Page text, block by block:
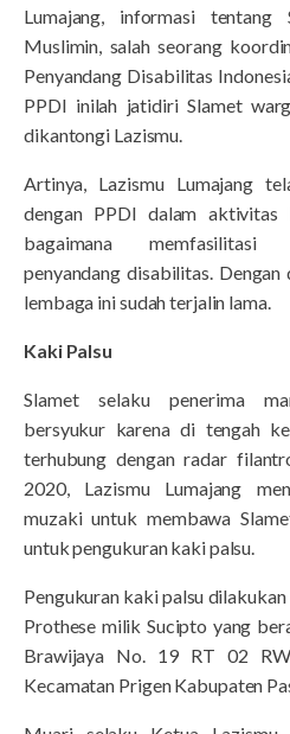
Lumajang, informasi
Muslimin, salah seorang
Penyandang Disabilitas
PPDI inilah jatidiri Slamet
dikantongi Lazismu.
Artinya, Lazismu Lumajang
dengan PPDI dalam aktivitas
bagaimana memfasilitasi
penyandang disabilitas.
lembaga ini sudah terjalin lama.
Kaki Palsu
Slamet selaku penerima
bersyukur karena di tengah
terhubung dengan radar
2020, Lazismu Lumajang
muzaki untuk membawa
untuk pengukuran kaki palsu.
Pengukuran kaki palsu
Prothese milik Sucipto yang
Brawijaya No. 19 RT 02
Kecamatan Prigen Kabupaten